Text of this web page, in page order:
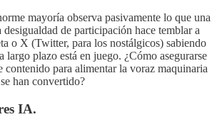
mayoría observa pasivamente lo que una
de participación hace temblar a
o X (Twitter, para los nostálgicos) sabiendo
largo plazo está en juego. ¿Cómo asegurarse
contenido para alimentar la voraz maquinaria
han convertido?
IA.